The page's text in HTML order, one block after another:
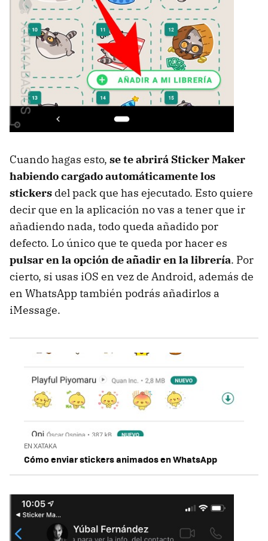
Cuando hagas esto, se te abrirá Sticker Maker
habiendo cargado automáticamente los
stickers del pack que has ejecutado. Esto quiere
decir que en la aplicación no vas a tener que ir
añadiendo nada, todo queda añadido por
defecto. Lo único que te queda por hacer es
pulsar en la opción de añadir en la librería. Por
cierto, si usas iOS en vez de Android, además de
en WhatsApp también podrás añadirlos a
iMessage.
EN XATAKA
Cómo enviar stickers animados en WhatsApp